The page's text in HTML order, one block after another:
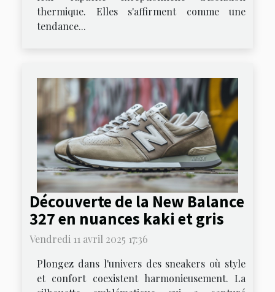
thermique. Elles s'affirment comme une
tendance...
Découverte de la New Balance
327 en nuances kaki et gris
Vendredi 11 avril 2025 17:36
Plongez dans l'univers des sneakers où style
et confort coexistent harmonieusement. La